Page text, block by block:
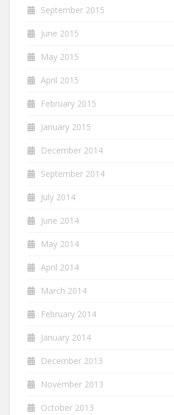
September 2015
June 2015
May 2015
April 2015
February 2015
January 2015
December 2014
September 2014
July 2014
June 2014
May 2014
April 2014
March 2014
February 2014
January 2014
December 2013
November 2013
October 2013